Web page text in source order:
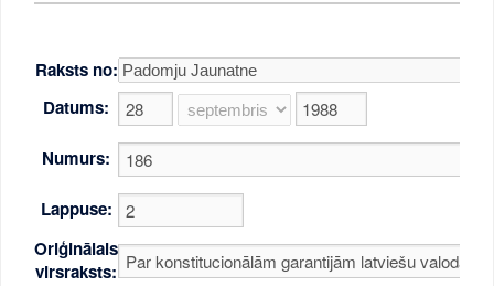
Raksts no:
Datums:
Numurs:
Lappuse:
Oriģinālais
virsraksts: